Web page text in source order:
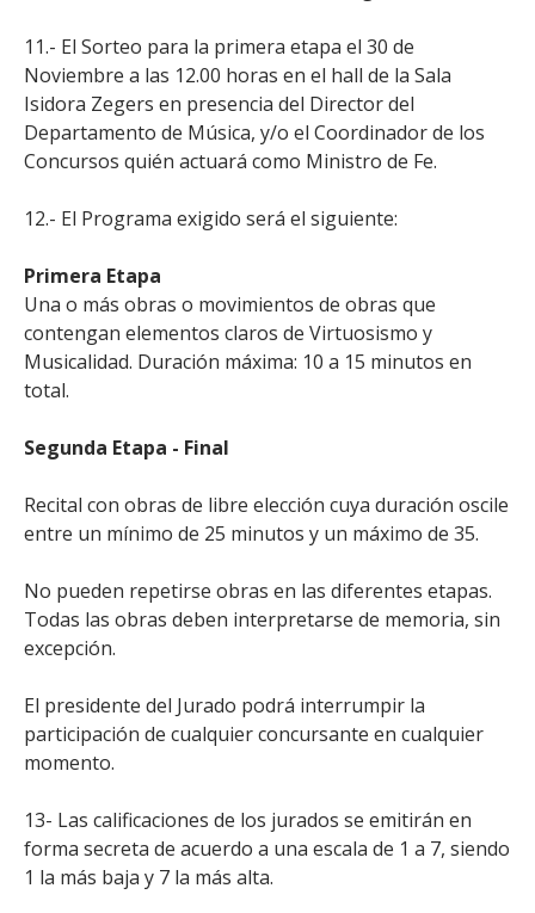
11.- El Sorteo para la primera etapa el 30 de
Noviembre a las 12.00 horas en el hall de la Sala
Isidora Zegers en presencia del Director del
Departamento de Música, y/o el Coordinador de los
Concursos quién actuará como Ministro de Fe.
12.- El Programa exigido será el siguiente:
Primera Etapa
Una o más obras o movimientos de obras que
contengan elementos claros de Virtuosismo y
Musicalidad. Duración máxima: 10 a 15 minutos en
total.
Segunda Etapa - Final
Recital con obras de libre elección cuya duración oscile
entre un mínimo de 25 minutos y un máximo de 35.
No pueden repetirse obras en las diferentes etapas.
Todas las obras deben interpretarse de memoria, sin
excepción.
El presidente del Jurado podrá interrumpir la
participación de cualquier concursante en cualquier
momento.
13- Las calificaciones de los jurados se emitirán en
forma secreta de acuerdo a una escala de 1 a 7, siendo
1 la más baja y 7 la más alta.